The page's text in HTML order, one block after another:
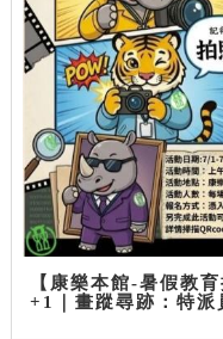
【康樂本館-暑假教
+1｜畫蹤尋跡：特派